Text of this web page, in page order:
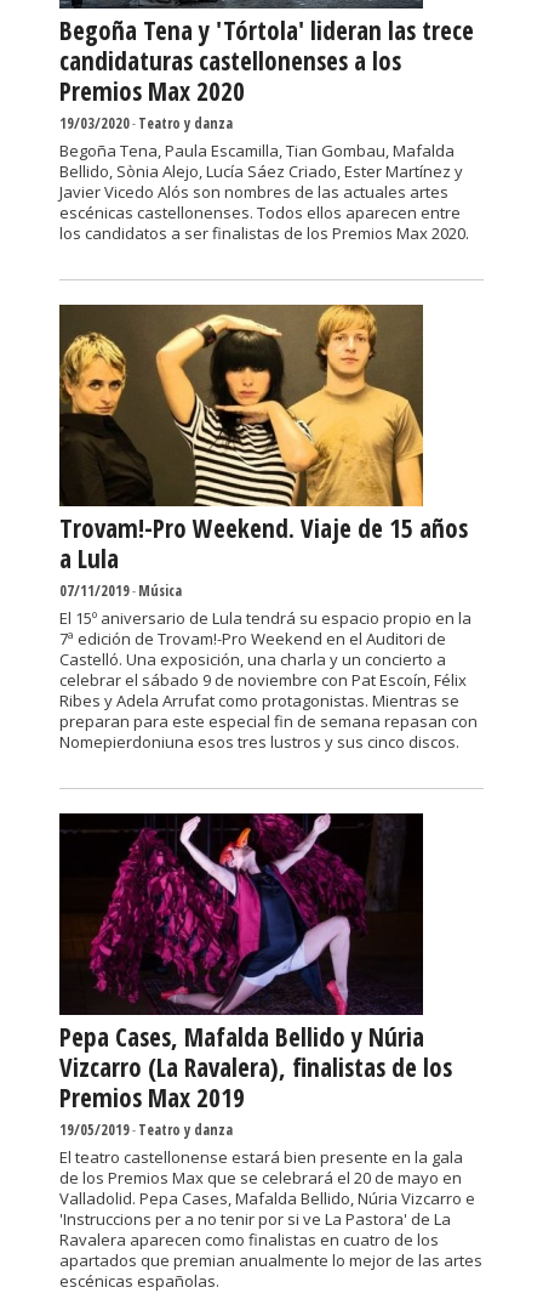
Begoña Tena y 'Tórtola' lideran las trece
candidaturas castellonenses a los
Premios Max 2020
19/03/2020-Teatro y danza
Begoña Tena, Paula Escamilla, Tian Gombau, Mafalda
Bellido, Sònia Alejo, Lucía Sáez Criado, Ester Martínez y
Javier Vicedo Alós son nombres de las actuales artes
escénicas castellonenses. Todos ellos aparecen entre
los candidatos a ser finalistas de los Premios Max 2020.
Trovam!-Pro Weekend. Viaje de 15 años
a Lula
07/11/2019-Música
El 15º aniversario de Lula tendrá su espacio propio en la
7ª edición de Trovam!-Pro Weekend en el Auditori de
Castelló. Una exposición, una charla y un concierto a
celebrar el sábado 9 de noviembre con Pat Escoín, Félix
Ribes y Adela Arrufat como protagonistas. Mientras se
preparan para este especial fin de semana repasan con
Nomepierdoniuna esos tres lustros y sus cinco discos.
Pepa Cases, Mafalda Bellido y Núria
Vizcarro (La Ravalera), finalistas de los
Premios Max 2019
19/05/2019-Teatro y danza
El teatro castellonense estará bien presente en la gala
de los Premios Max que se celebrará el 20 de mayo en
Valladolid. Pepa Cases, Mafalda Bellido, Núria Vizcarro e
'Instruccions per a no tenir por si ve La Pastora' de La
Ravalera aparecen como finalistas en cuatro de los
apartados que premian anualmente lo mejor de las artes
escénicas españolas.